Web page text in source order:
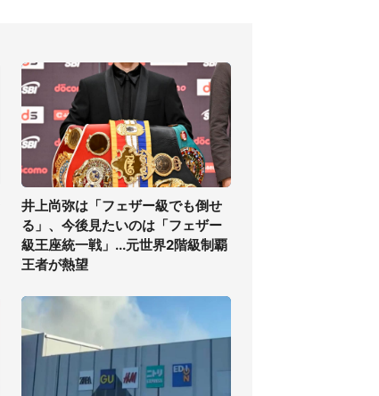
井上尚弥は「フェザー級でも倒せ
る」、今後見たいのは「フェザー
級王座統一戦」...元世界2階級制覇
王者が熱望